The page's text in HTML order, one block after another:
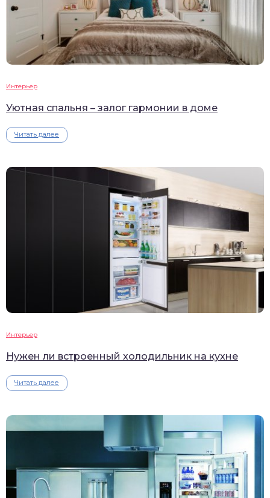
Интерьер
Уютная спальня – залог гармонии в доме
Читать далее
Интерьер
Нужен ли встроенный холодильник на кухне
Читать далее